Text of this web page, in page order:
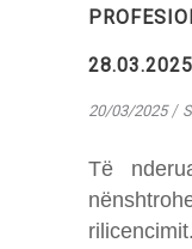
28.03.2025
20/03/2025
Të